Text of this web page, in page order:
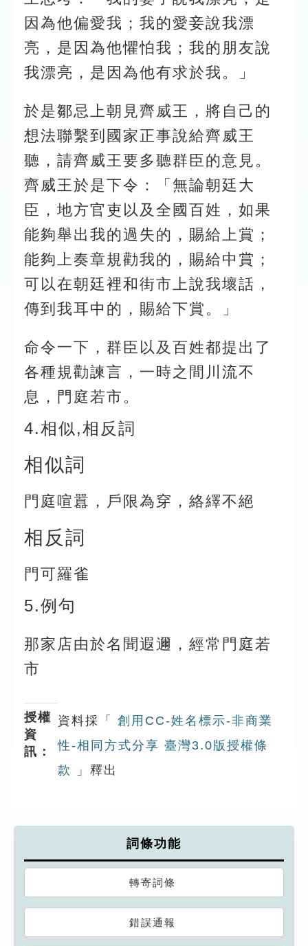
因為他偏愛我；我的愛妾說我漂
亮，是因為他懼怕我；我的朋友說
我漂亮，是因為他有求於我。」
於是鄒忌上朝見齊威王，將自己的
想法聯繫到國家正事說給齊威王
聽，請齊威王要多聽群臣的意見。
齊威王於是下令：「無論朝廷大
臣，地方官吏以及全國百姓，如果
能夠舉出我的過失的，賜給上賞；
能夠上奏章規勸我的，賜給中賞；
可以在朝廷裡和街市上說我壞話，
傳到我耳中的，賜給下賞。」
命令一下，群臣以及百姓都提出了
各種規勸諫言，一時之間川流不
息，門庭若市。
4.相似,相反詞
相似詞
門庭喧囂，戶限為穿，絡繹不絕
相反詞
門可羅雀
5.例句
那家店由於名聞遐邇，經常門庭若
市
授權
資
訊：
資料採「
創用CC-姓名標示-非商業
性-相同方式分享 臺灣3.0版授權條
款
」釋出
詞條功能
轉寄詞條
錯誤通報